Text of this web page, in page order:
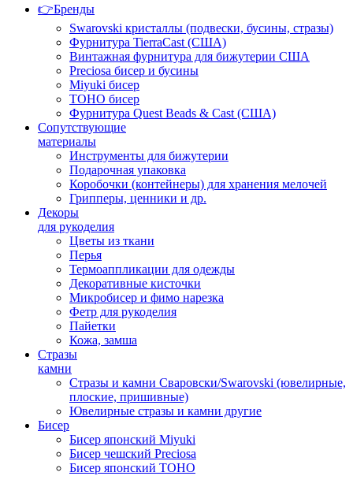
👉Бренды
Swarovski кристаллы (подвески, бусины, стразы)
Фурнитура TierraCast (США)
Винтажная фурнитура для бижутерии США
Preciosa бисер и бусины
Miyuki бисер
TOHO бисер
Фурнитура Quest Beads & Cast (США)
Сопутствующие
материалы
Инструменты для бижутерии
Подарочная упаковка
Коробочки (контейнеры) для хранения мелочей
Грипперы, ценники и др.
Декоры
для рукоделия
Цветы из ткани
Перья
Термоаппликации для одежды
Декоративные кисточки
Микробисер и фимо нарезка
Фетр для рукоделия
Пайетки
Кожа, замша
Стразы
камни
Стразы и камни Сваровски/Swarovski (ювелирные,
плоские, пришивные)
Ювелирные стразы и камни другие
Бисер
Бисер японский Miyuki
Бисер чешский Preciosa
Бисер японский TOHO